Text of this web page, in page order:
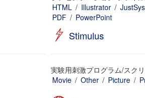
HTML / Illustrator /
PDF / PowerPoint
Stimulus
実験用刺激プログラム/スク
Movie / Other / Picture /